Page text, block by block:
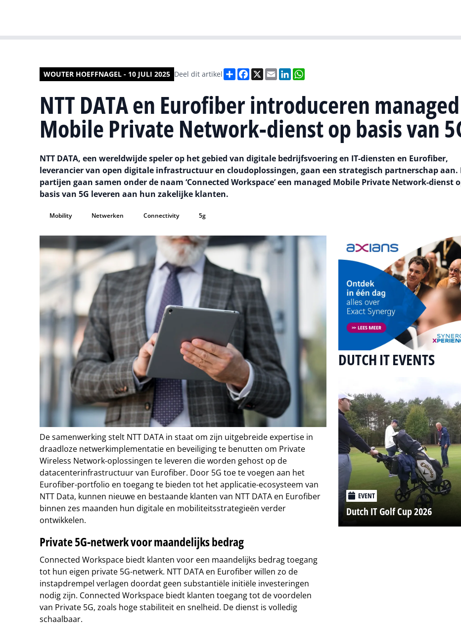
WOUTER HOEFFNAGEL - 10 JULI 2025 Deel dit artikel DeelFacebook
X EmailLinkedIn
NTT DATA en Eurofiber introduceren managed
Mobile Private Network-dienst op basis van
NTT DATA, een wereldwijde speler op het gebied van digitale bedrijfsvoering en IT-diensten en Eurofiber,
leverancier van open digitale infrastructuur en cloudoplossingen, gaan een strategisch partnerschap aan.
partijen gaan samen onder de naam ‘Connected Workspace’ een managed Mobile Private Network-dienst
basis van 5G leveren aan hun zakelijke klanten.
Mobility Netwerken Connectivity 5g
De samenwerking stelt NTT DATA in staat om zijn uitgebreide expertise in
draadloze netwerkimplementatie en beveiliging te benutten om Private
Wireless Network-oplossingen te leveren die worden gehost op de
datacenterinfrastructuur van Eurofiber. Door 5G toe te voegen aan het
Eurofiber-portfolio en toegang te bieden tot het applicatie-ecosysteem van
NTT Data, kunnen nieuwe en bestaande klanten van NTT DATA en Eurofiber
binnen zes maanden hun digitale en mobiliteitsstrategieën verder
ontwikkelen.
Private 5G-netwerk voor maandelijks bedrag
Connected Workspace biedt klanten voor een maandelijks bedrag toegang
tot hun eigen private 5G-netwerk. NTT DATA en Eurofiber willen zo de
instapdrempel verlagen doordat geen substantiële initiële investeringen
nodig zijn. Connected Workspace biedt klanten toegang tot de voordelen
van Private 5G, zoals hoge stabiliteit en snelheid. De dienst is volledig
schaalbaar.
DUTCH IT EVENTS
EVENT
Dutch IT Golf Cup 2026